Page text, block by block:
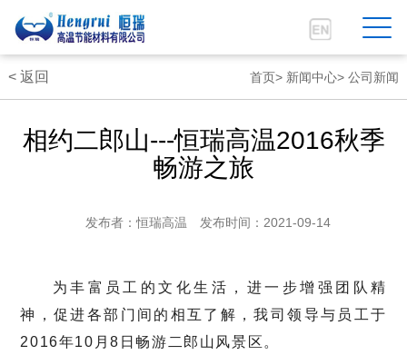
新闻中心
星空（中国）一站式服务平台
客户服务
< 返回 首页> 新闻中心> 公司新闻
相约二郎山---恒瑞高温2016秋季
畅游之旅
发布者：恒瑞高温 发布时间：2021-09-14
为丰富员工的文化生活，进一步增强团队精
神，促进各部门间的相互了解，我司领导与员工于
2016年10月8日畅游二郎山风景区。